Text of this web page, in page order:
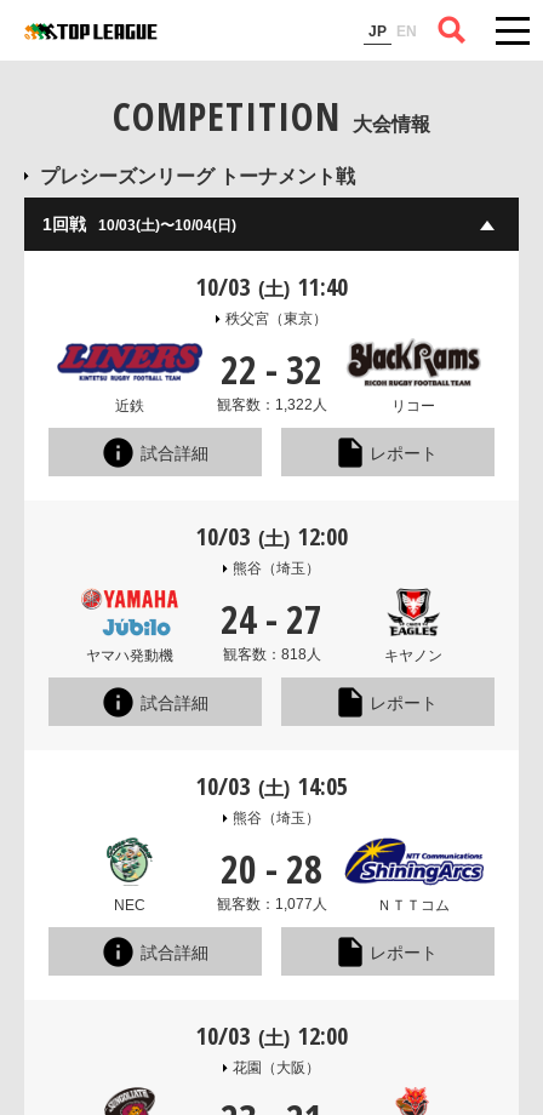
JP EN
コラム
COMPETITION 大会情報
プレシーズンリーグ トーナメント戦
1回戦 10/03(土)〜10/04(日)
10/03 (土) 11:40
秩父宮 （東京）
近鉄
22 - 32
観客数：1,322人 リコー
試合詳細 レポート
10/03 (土) 12:00
熊谷 （埼玉）
ヤマハ発動機
24- 27
観客数：818人 キヤノン
試合詳細 レポート
10/03 (土) 14:05
熊谷 （埼玉）
NEC
20 - 28
観客数：1,077人 ＮＴＴコム
試合詳細 レポート
10/03 (土) 12:00
花園 （大阪）